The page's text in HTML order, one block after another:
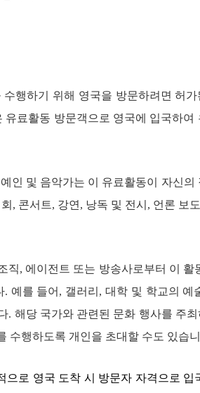
행하기 위해 영국을 방문하려면 허가
유료활동 방문객으로 영국에 입국하여
인 및 음악가는 이 유료활동이 자신의
, 콘서트, 강연 , 낭독 및 전시 , 언론 보
직, 에이전트 또는 방송사로부터 이 활
. 예를 들어 , 갤러리 ,대학 및 학교의 예
. 해당 국가와 관련된 문화 행사를 주
수행하도록 개인을 초대할 수도 있습
로 영국 도착 시 방문자 자격으로 입